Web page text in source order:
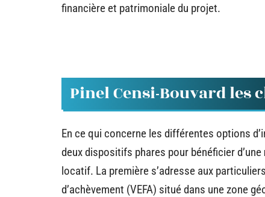
financière et patrimoniale du projet.
Pinel Censi-Bouvard les
En ce qui concerne les différentes options
deux dispositifs phares pour bénéficier d’une
locatif. La première s’adresse aux
d’achèvement (VEFA) situé dans une zone